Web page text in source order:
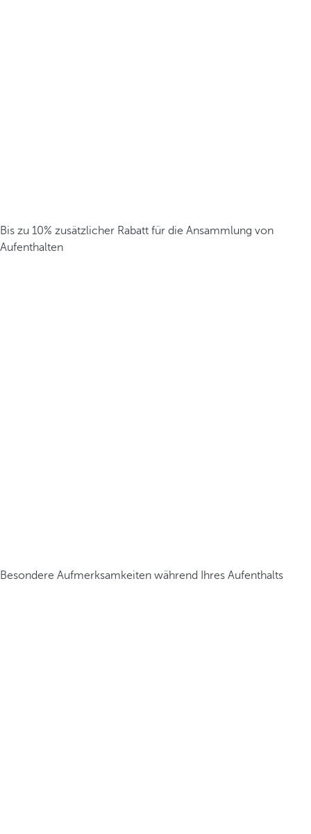
Bis zu 10% zusätzlicher Rabatt für die Ansammlung von
Aufenthalten
Besondere Aufmerksamkeiten während Ihres Aufenthalts